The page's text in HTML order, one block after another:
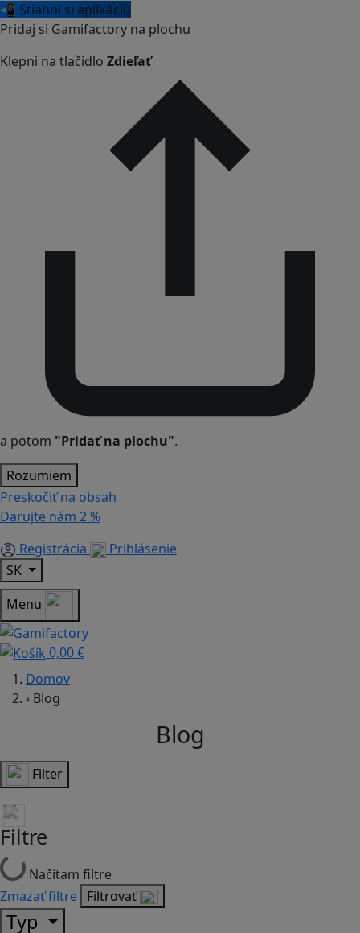
📲 Stiahni si aplikáciu
Pridaj si Gamifactory na plochu
Klepni na tlačidlo Zdieľať
a potom "Pridať na plochu".
Rozumiem
Preskočiť na obsah
Darujte nám 2 %
Registrácia
Prihlásenie
SK
Menu
0,00 €
Domov
› Blog
Blog
Filter
Filtre
Načítam filtre
Zmazať filtre Filtrovať
Typ